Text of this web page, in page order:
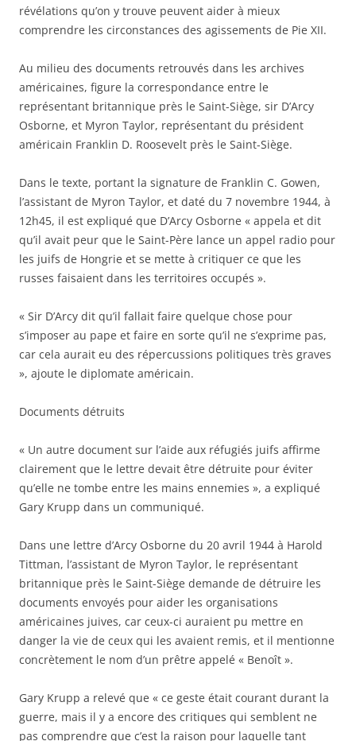
révélations qu’on y trouve peuvent aider à mieux
comprendre les circonstances des agissements de Pie XII.
Au milieu des documents retrouvés dans les archives
américaines, figure la correspondance entre le
représentant britannique près le Saint-Siège, sir D’Arcy
Osborne, et Myron Taylor, représentant du président
américain Franklin D. Roosevelt près le Saint-Siège.
Dans le texte, portant la signature de Franklin C. Gowen,
l’assistant de Myron Taylor, et daté du 7 novembre 1944, à
12h45, il est expliqué que D’Arcy Osborne « appela et dit
qu’il avait peur que le Saint-Père lance un appel radio pour
les juifs de Hongrie et se mette à critiquer ce que les
russes faisaient dans les territoires occupés ».
« Sir D’Arcy dit qu’il fallait faire quelque chose pour
s’imposer au pape et faire en sorte qu’il ne s’exprime pas,
car cela aurait eu des répercussions politiques très graves
», ajoute le diplomate américain.
Documents détruits
« Un autre document sur l’aide aux réfugiés juifs affirme
clairement que le lettre devait être détruite pour éviter
qu’elle ne tombe entre les mains ennemies », a expliqué
Gary Krupp dans un communiqué.
Dans une lettre d’Arcy Osborne du 20 avril 1944 à Harold
Tittman, l’assistant de Myron Taylor, le représentant
britannique près le Saint-Siège demande de détruire les
documents envoyés pour aider les organisations
américaines juives, car ceux-ci auraient pu mettre en
danger la vie de ceux qui les avaient remis, et il mentionne
concrètement le nom d’un prêtre appelé « Benoît ».
Gary Krupp a relevé que « ce geste était courant durant la
guerre, mais il y a encore des critiques qui semblent ne
pas comprendre que c’est la raison pour laquelle tant